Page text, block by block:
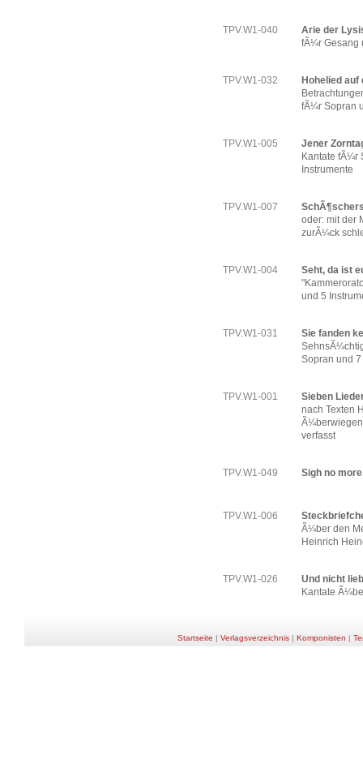
TPV.W1-040
Arie der
fÃ¼r Gesang
TPV.W1-032
Hohelied
fÃ¼r Sopran
TPV.W1-005
Jener
Kantate fÃ¼r
Instrumente
TPV.W1-007
oder: mit der
zurÃ¼ck
TPV.W1-004
Seht, da ist
und 5
TPV.W1-031
Sie fanden
Sopran und
TPV.W1-001
Sieben
nach Texten
verfasst
TPV.W1-049 Sigh no more
TPV.W1-006
Ã¼ber den
Heinrich
TPV.W1-026
Und nicht
Kantate
Startseite Verlagsverzeichnis| Komponisten